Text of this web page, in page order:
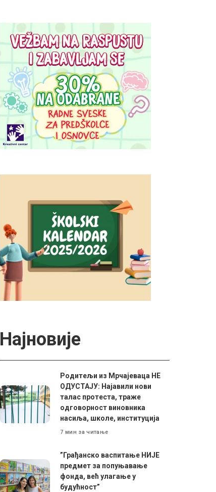
Најновије
Родитељи из Мрчајеваца НЕ
ОДУСТАЈУ: Најавили нови
талас протеста, траже
одговорност виновника
насиља, школе, институција
7 мин за читање
”Грађанско васпитање НИЈЕ
предмет за попуњавање
фонда, већ улагање у
будућност”